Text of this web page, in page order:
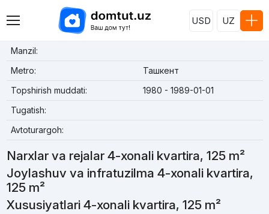
USD UZ
Manzil:
Metro:
Ташкент
Topshirish muddati:
1980 - 1989-01-01
Tugatish:
Avtoturargoh:
Narxlar va rejalar 4-xonali kvartira, 125 m²
Joylashuv va infratuzilma 4-xonali kvartira,
125 m²
Xususiyatlari 4-xonali kvartira, 125 m²